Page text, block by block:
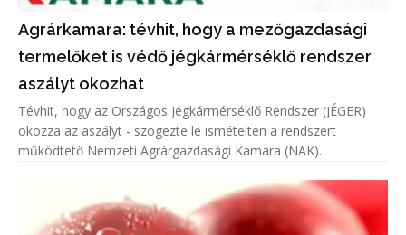
Agrárkamara: tévhit, hogy a mezőgazdasági
termelőket is védő jégkármérséklő rendszer
aszályt okozhat
Tévhit, hogy az Országos Jégkármérséklő Rendszer (JÉGER)
okozza az aszályt - szögezte le ismételten a rendszert
működtető Nemzeti Agrárgazdasági Kamara (NAK).